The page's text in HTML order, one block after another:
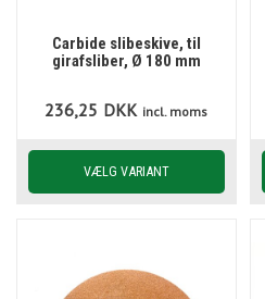
Carbide slibeskive, til
girafsliber, Ø 180 mm
236,25 DKK incl. moms